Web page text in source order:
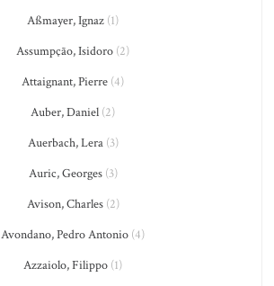
Aßmayer, Ignaz (1)
Assumpção, Isidoro (2)
Attaignant, Pierre (4)
Auber, Daniel (2)
Auerbach, Lera(3)
Auric, Georges(3)
Avison, Charles(2)
Avondano, Pedro Antonio (4)
Azzaiolo, Filippo (1)